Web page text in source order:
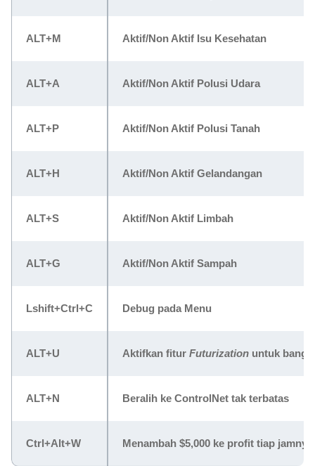
ALT+M Aktif/Non Aktif Isu Kesehatan
ALT+A Aktif/Non Aktif Polusi Udara
ALT+P Aktif/Non Aktif Polusi Tanah
ALT+H Aktif/Non Aktif Gelandangan
ALT+S Aktif/Non Aktif Limbah
ALT+G Aktif/Non Aktif Sampah
Lshift+Ctrl+C Debug pada Menu
ALT+U Aktifkan fitur Futurization untuk
ALT+N Beralih ke ControlNet tak terbatas
Ctrl+Alt+W Menambah $5,000 ke profit tiap jamnya